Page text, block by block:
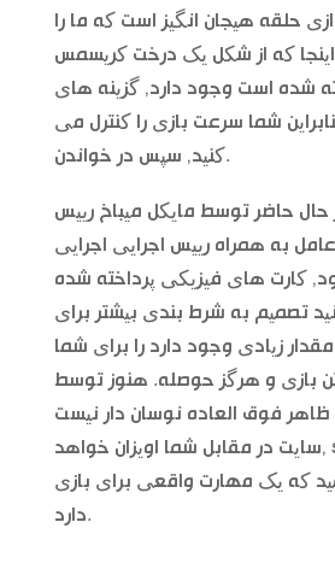
حلقه هیجان انگیز است که ما را
اینجا که از شکل یک درخت کریسمس
شده است وجود دارد, گزینه های
شما سرعت بازی را کنترل می
کنید, سپس در خواندن.
حال حاضر توسط مایکل میباخ رییس
به همراه رییس اجرایی اجرایی
کارت های فیزیکی پرداخته شده
تصمیم به شرط بندی بیشتر برای
زیادی وجود دارد را برای شما
بازی و هرگز حوصله. هنوز توسط
ظاهر فوق العاده نوسان دار نیست
سایت در مقابل شما اویزان خواهد, svea casino بلوم
که یک مهارت واقعی برای بازی
دارد.